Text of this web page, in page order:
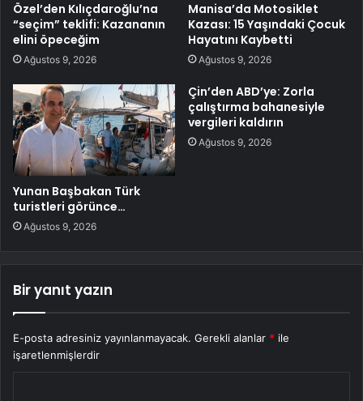
Özel’den Kılıçdaroğlu’na
“seçim” teklifi: Kazananın
elini öpeceğim
Ağustos 9, 2026
Manisa’da Motosiklet
Kazası: 15 Yaşındaki Çocuk
Hayatını Kaybetti
Ağustos 9, 2026
Yunan Başbakan Türk
turistleri görünce…
Ağustos 9, 2026
Çin’den ABD’ye: Zorla
çalıştırma bahanesiyle
vergileri kaldırın
Ağustos 9, 2026
Bir yanıt yazın
E-posta adresiniz yayınlanmayacak. Gerekli alanlar * ile
işaretlenmişlerdir